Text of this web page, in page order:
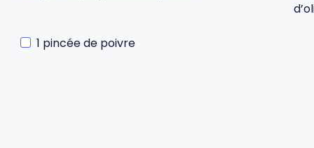
1 pincée de poivre